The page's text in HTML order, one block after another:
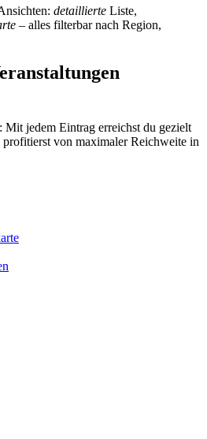
detaillierte Liste,
– alles filterbar nach Region,
jedem Eintrag erreichst du gezielt
von maximaler Reichweite in